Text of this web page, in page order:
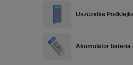
Uszczelka
Akumulator bateria